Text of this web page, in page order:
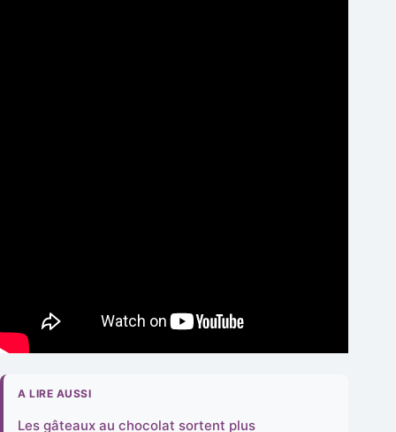
A LIRE AUSSI
Les gâteaux au chocolat sortent plus